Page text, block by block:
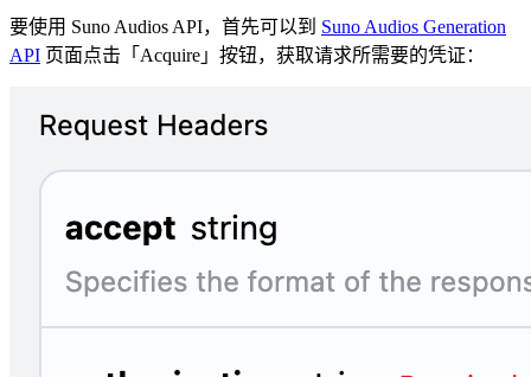
要使用 Suno Audios API，首先可以到 Suno Audios Generation
API 页面点击「Acquire」按钮，获取请求所需要的凭证：